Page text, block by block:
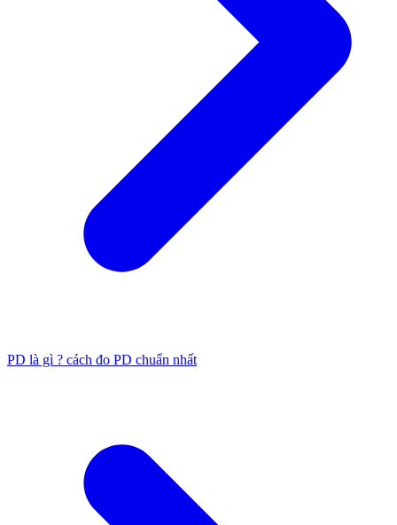
PD là gì ? cách đo PD chuẩn nhất